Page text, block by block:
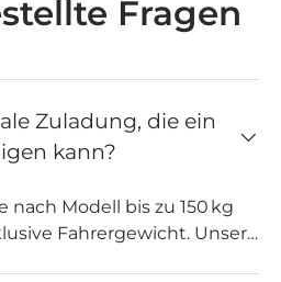
Fragen
Zuladung, die ein
kann?
nach Modell bis zu 150 kg
Fahrergewicht. Unsere